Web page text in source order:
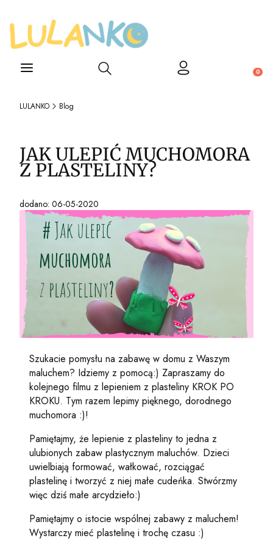
Otwórz wyszukiwarkę
LULANKO Blog
JAK ULEPIĆ MUCHOMORA
Z PLASTELINY?
dodano: 06-05-2020
Szukacie pomysłu na zabawę w domu z Waszym
maluchem? Idziemy z pomocą:) Zapraszamy do
kolejnego filmu z lepieniem z plasteliny KROK PO
KROKU. Tym razem lepimy pięknego, dorodnego
muchomora :)!
Pamiętajmy, że lepienie z plasteliny to jedna z
ulubionych zabaw plastycznym maluchów. Dzieci
uwielbiają formować, wałkować, rozciągać
plastelinę i tworzyć z niej małe cudeńka. Stwórzmy
więc dziś małe arcydzieło:)
Pamiętajmy o istocie wspólnej zabawy z maluchem!
Wystarczy mieć plastelinę i trochę czasu :)